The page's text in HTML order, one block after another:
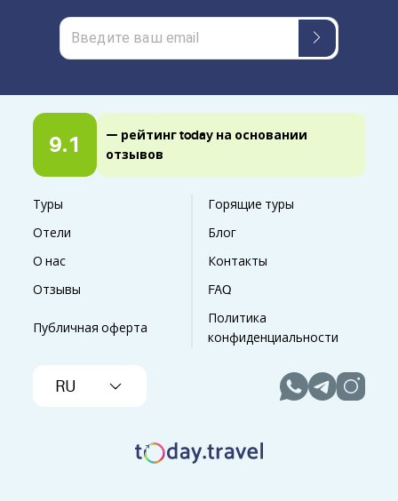
9.1
— рейтинг today на основании
отзывов
Туры
Горящие туры
Отели
Блог
О нас
Контакты
Отзывы
FAQ
Публичная оферта
Политика
конфиденциальности
RU